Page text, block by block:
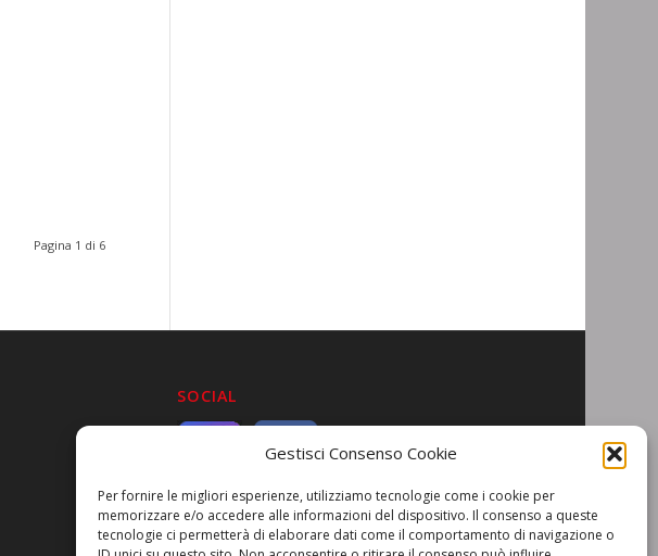
Gestisci Consenso Cookie
Per fornire le migliori esperienze, utilizziamo tecnologie come i cookie per
memorizzare e/o accedere alle informazioni del dispositivo. Il consenso a queste
tecnologie ci permetterà di elaborare dati come il comportamento di navigazione o
Pagina 1 di 6
SOCIAL